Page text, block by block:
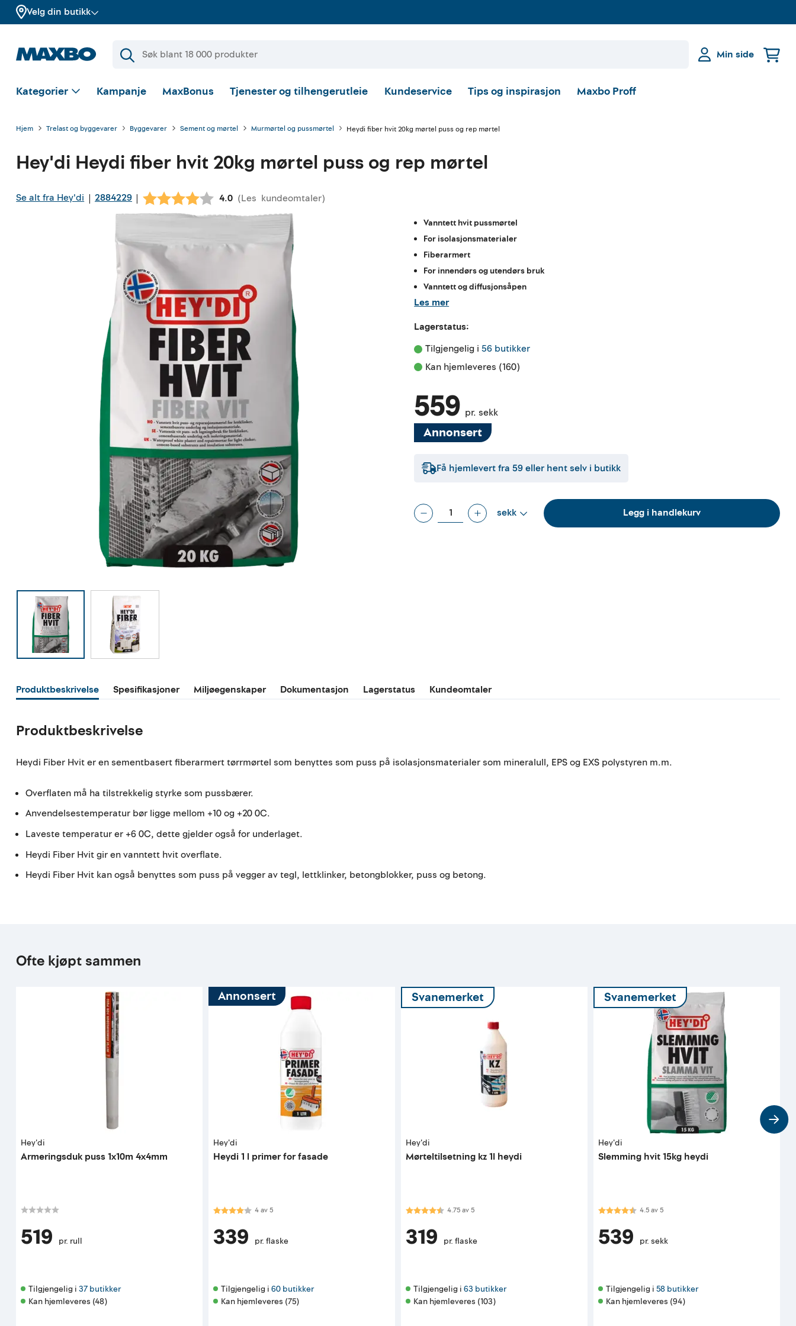
Velg din butikk
Min side
Kategorier Kampanje MaxBonus Tjenester og tilhengerutleie Kundeservice Tips og inspirasjon Maxbo Proff
Hjem Trelast og byggevarer Byggevarer Sement og mørtel Murmørtel og pussmørtel Heydi fiber hvit 20kg mørtel puss og rep mørtel
Hey'di Heydi fiber hvit 20kg mørtel puss og rep mørtel
Se alt fra Hey'di | 2884229 | Gjennomsnittskarakter:
4.0 (Les kundeomtaler)
Vanntett hvit pussmørtel
For isolasjonsmaterialer
Fiberarmert
For innendørs og utendørs bruk
Vanntett og diffusjonsåpen
Les mer
Lagerstatus:
Tilgjengelig i 56 butikker
Kan hjemleveres (160)
Annonsert
559 pr. sekk
Få hjemlevert fra 59eller hent selv i butikk
sekk Legg i handlekurv
Produktbeskrivelse Spesifikasjoner Miljøegenskaper Dokumentasjon Lagerstatus Kundeomtaler
Produktbeskrivelse
Heydi Fiber Hvit er en sementbasert fiberarmert tørrmørtel som benyttes som puss på isolasjonsmaterialer som mineralull, EPS og EXS polystyren m.m.
Overflaten må ha tilstrekkelig styrke som pussbærer.
Anvendelsestemperatur bør ligge mellom +10 og +20 0C.
Laveste temperatur er +6 0C, dette gjelder også for underlaget.
Heydi Fiber Hvit gir en vanntett hvit overflate.
Heydi Fiber Hvit kan også benyttes som puss på vegger av tegl, lettklinker, betongblokker, puss og betong.
Ofte kjøpt sammen
Hey'di
Armeringsduk puss 1x10m 4x4mm
519 pr. rull
Tilgjengelig i 37 butikker
Kan hjemleveres (48)
Annonsert
Hey'di
Heydi 1 l primer for fasade
Karakter:4.0 av 5 mulige
4av5
339 pr. flaske
Tilgjengelig i 60 butikker
Kan hjemleveres (75)
Svanemerket
Hey'di
Mørteltilsetning kz 1l heydi
Karakter:4.8 av 5 mulige
4.75av5
319 pr. flaske
Tilgjengelig i 63 butikker
Kan hjemleveres (103)
Svanemerket
Hey'di
Slemming hvit 15kg heydi
Karakter:4.5 av 5 mulige
4.5av5
539 pr. sekk
Tilgjengelig i 58 butikker
Kan hjemleveres (94)